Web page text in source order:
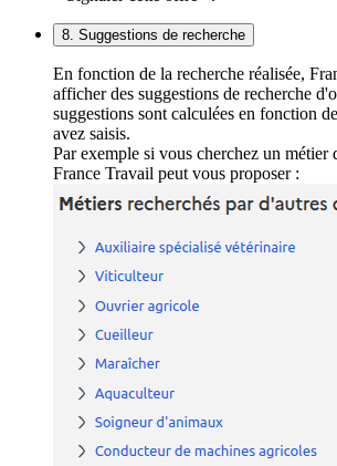
8. Suggestions de recherche
En fonction de la recherche réalisée,
afficher des suggestions de recherche
suggestions sont calculées en fonction
avez saisis.
Par exemple si vous cherchez un métier
France Travail peut vous proposer :